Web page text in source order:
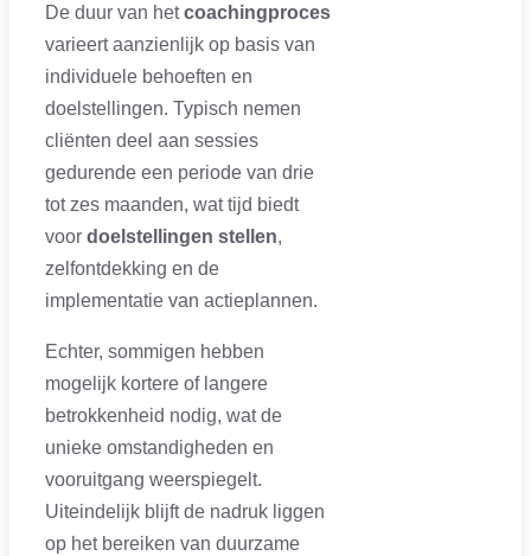
De duur van hetcoachingproces
varieert aanzienlijk op basis van
individuele behoeften en
doelstellingen. Typisch nemen
cliënten deel aan sessies
gedurende een periode van drie
tot zes maanden, wat tijd biedt
voor doelstellingen stellen,
zelfontdekking en de
implementatie van actieplannen.
Echter, sommigen hebben
mogelijk kortere of langere
betrokkenheid nodig, wat de
unieke omstandigheden en
vooruitgang weerspiegelt.
Uiteindelijk blijft de nadruk liggen
op het bereiken van duurzame